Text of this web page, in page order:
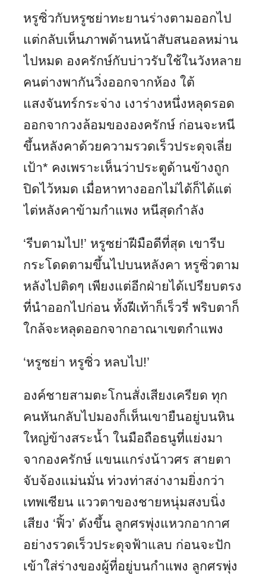
หรูซิ่วกับหรูซย่าทะยานร่างตามออกไป
แต่กลับเห็นภาพด้านหน้าสับสนอลหม่าน
ไปหมด องครักษ์กับบ่าวรับใช้ในวังหลาย
คนต่างพากันวิ่งออกจากห้อง ใต้
แสงจันทร์กระจ่าง เงาร่างหนึ่งหลุดรอด
ออกจากวงล้อมขององครักษ์ ก่อนจะหนี
ขึ้นหลังคาด้วยความรวดเร็วประดุจเลี่ย
เป้า* คงเพราะเห็นว่าประตูด้านข้างถูก
ปิดไว้หมด เมื่อหาทางออกไม่ได้ก็ได้แต่
ไต่หลังคาข้ามกำแพง หนีสุดกำลัง
‘รีบตามไป!’ หรูซย่าฝีมือดีที่สุด เขารีบ
กระโดดตามขึ้นไปบนหลังคา หรูซิ่วตาม
หลังไปติดๆ เพียงแต่อีกฝ่ายได้เปรียบตรง
ที่นำออกไปก่อน ทั้งฝีเท้าก็เร็วรี่ พริบตาก็
ใกล้จะหลุดออกจากอาณาเขตกำแพง
‘หรูซย่า หรูซิ่ว หลบไป!’
องค์ชายสามตะโกนสั่งเสียงเครียด ทุก
คนหันกลับไปมองก็เห็นเขายืนอยู่บนหิน
ใหญ่ข้างสระน้ำ ในมือถือธนูที่แย่งมา
จากองครักษ์ แขนแกร่งน้าวศร สายตา
จับจ้องแม่นมั่น ท่วงท่าสง่างามยิ่งกว่า
เทพเซียน แววตาของชายหนุ่มสงบนิ่ง
เสียง ‘ฟิ้ว’ ดังขึ้น ลูกศรพุ่งแหวกอากาศ
อย่างรวดเร็วประดุจฟ้าแลบ ก่อนจะปัก
เข้าใส่ร่างของผู้ที่อยู่บนกำแพง ลูกศรพุ่ง